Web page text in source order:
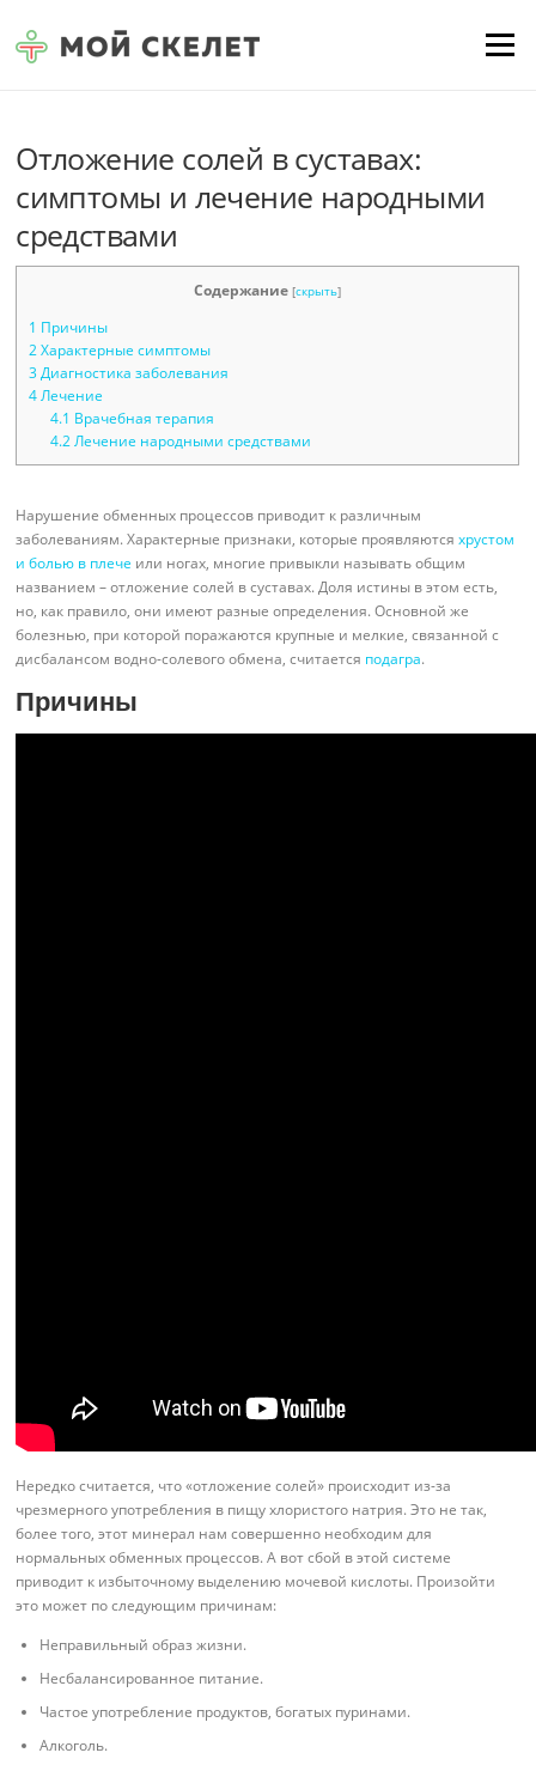
Меню
Отложение солей в суставах:
симптомы и лечение народными
средствами
Содержание [скрыть]
1 Причины
2 Характерные симптомы
3 Диагностика заболевания
4 Лечение
4.1 Врачебная терапия
4.2 Лечение народными средствами
Нарушение обменных процессов приводит к различным
заболеваниям. Характерные признаки, которые проявляютсяхрустом
и болью в плече или ногах, многие привыкли называть общим
названием – отложение солей в суставах. Доля истины в этом есть,
но, как правило, они имеют разные определения. Основной же
болезнью, при которой поражаются крупные и мелкие, связанной с
дисбалансом водно-солевого обмена, считается подагра.
Причины
Нередко считается, что «отложение солей» происходит из-за
чрезмерного употребления в пищу хлористого натрия. Это не так,
более того, этот минерал нам совершенно необходим для
нормальных обменных процессов. А вот сбой в этой системе
приводит к избыточному выделению мочевой кислоты. Произойти
это может по следующим причинам:
Неправильный образ жизни.
Несбалансированное питание.
Частое употребление продуктов, богатых пуринами.
Алкоголь.